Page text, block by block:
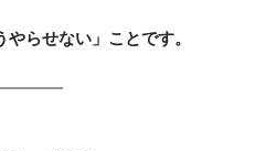
やらせない」ことです。